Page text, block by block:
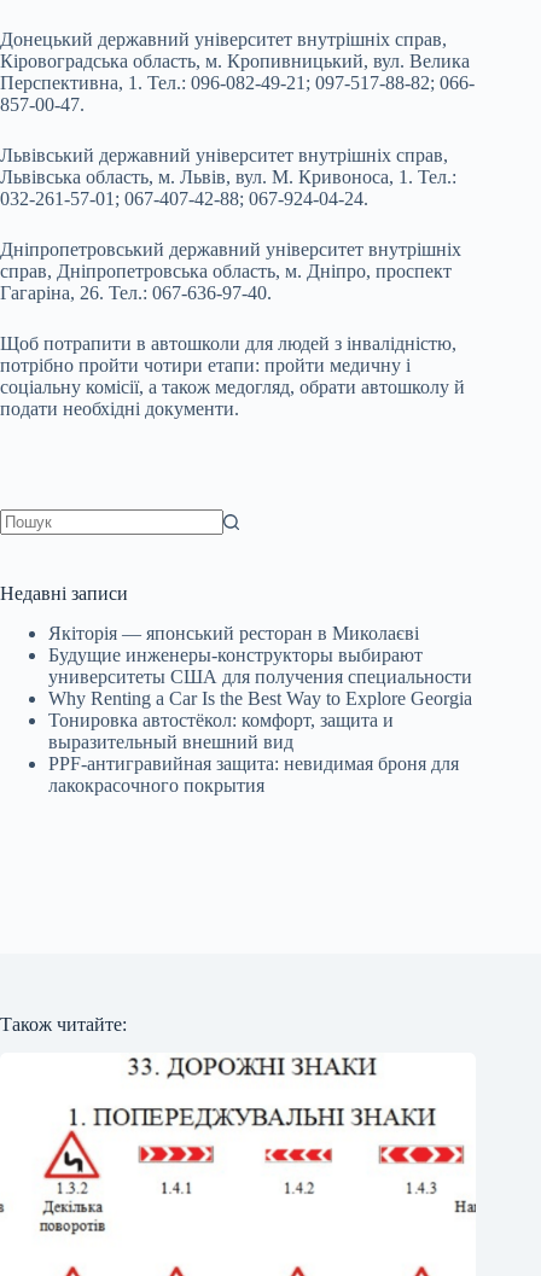
Донецький державний університет внутрішніх справ,
Кіровоградська область, м. Кропивницький, вул. Велика
Перспективна, 1. Тел.: 096-082-49-21; 097-517-88-82; 066-
857-00-47.
Львівський державний університет внутрішніх справ,
Львівська область, м. Львів, вул. М. Кривоноса, 1. Тел.:
032-261-57-01; 067-407-42-88; 067-924-04-24.
Дніпропетровський державний університет внутрішніх
справ, Дніпропетровська область, м. Дніпро, проспект
Гагаріна, 26. Тел.: 067-636-97-40.
Щоб потрапити в автошколи для людей з інвалідністю,
потрібно пройти чотири етапи: пройти медичну і
соціальну комісії, а також медогляд, обрати автошколу й
подати необхідні документи.
Недавні записи
Якіторія — японський ресторан в Миколаєві
Будущие инженеры‑конструкторы выбирают
университеты США для получения специальности
Why Renting a Car Is the Best Way to Explore Georgia
Тонировка автостёкол: комфорт, защита и
выразительный внешний вид
PPF-антигравийная защита: невидимая броня для
лакокрасочного покрытия
Також читайте: